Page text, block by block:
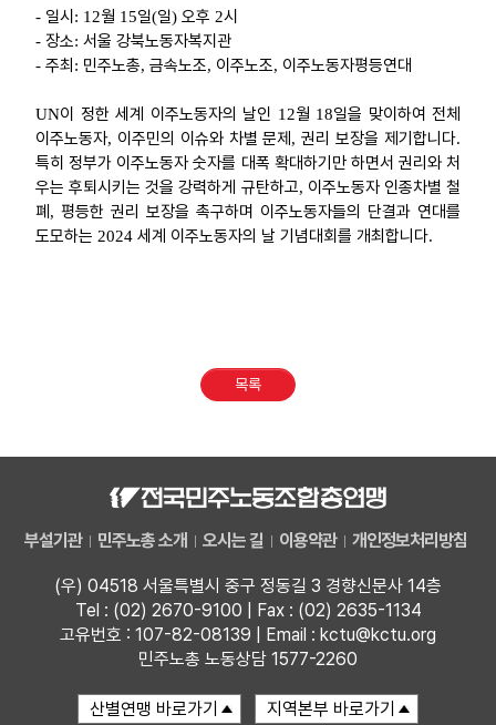
- 일시 : 12월 15일(일) 오후 2시
- 장소: 서울 강북노동자복지관
- 주최 : 민주노총, 금속노조, 이주노조, 이주노동자평등연대
UN이 정한 세계 이주노동자의 날인 12월 18일을 맞이하여 전체
이주노동자, 이주민의 이슈와 차별 문제 ,권리 보장을 제기합니다.
특히 정부가 이주노동자 숫자를 대폭 확대하기만 하면서 권리와 처
우는 후퇴시키는 것을 강력하게 규탄하고, 이주노동자 인종차별 철
폐 , 평등한 권리 보장을 촉구하며 이주노동자들의 단결과 연대를
도모하는 2024 세계 이주노동자의 날 기념대회를 개최합니다.
목록
부설기관 민주노총 소개 오시는 길 이용약관 개인정보처리방침
(우) 04518 서울특별시 중구 정동길 3 경향신문사 14층
Tel : (02) 2670-9100 | Fax : (02) 2635-1134
고유번호 : 107-82-08139 | Email : kctu@kctu.org
민주노총 노동상담 1577-2260